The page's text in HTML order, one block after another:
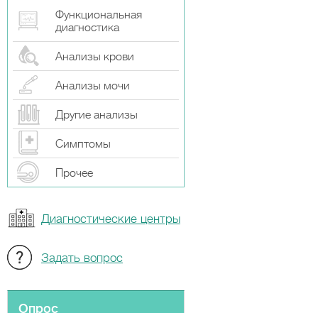
Функциональная
диагностика
Анализы крови
Анализы мочи
Другие анализы
Симптомы
Прочeе
Диагностические центры
Задать вопрос
Опрос